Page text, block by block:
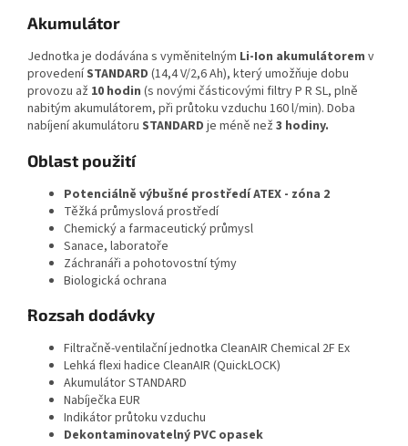
Akumulátor
Jednotka je dodávána s vyměnitelným Li-Ion akumulátorem v
provedeníSTANDARD (14,4 V/2,6 Ah), který umožňuje dobu
provozu až 10 hodin (s novými částicovými filtry P R SL, plně
nabitým akumulátorem, při průtoku vzduchu 160 l/min). Doba
nabíjení akumulátoru STANDARD je méně než 3 hodiny.
Oblast použití
Potenciálně výbušné prostředí ATEX - zóna 2
Těžká průmyslová prostředí
Chemický a farmaceutický průmysl
Sanace, laboratoře
Záchranáři a pohotovostní týmy
Biologická ochrana
Rozsah dodávky
Filtračně-ventilační jednotka CleanAIR Chemical 2F Ex
Lehká flexi hadice CleanAIR (QuickLOCK)
Akumulátor STANDARD
Nabíječka EUR
Indikátor průtoku vzduchu
Dekontaminovatelný PVC opasek